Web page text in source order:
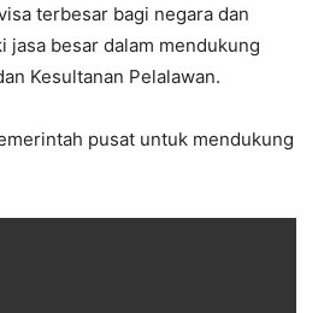
terbesar bagi negara dan
jasa besar dalam mendukung
Kesultanan Pelalawan.
pusat untuk mendukung